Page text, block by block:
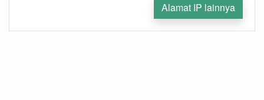
Alamat IP lainnya